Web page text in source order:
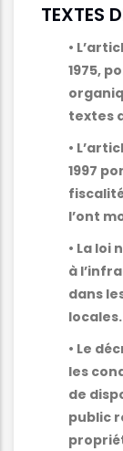
TEXTES
•
1975,
textes
•
1997
l’ont
• La loi
à
dans
locales.
• Le
les
de
public